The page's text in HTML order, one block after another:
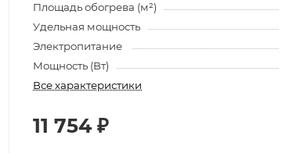
Площадь обогрева (м²)
Удельная мощность
Электропитание
Мощность (Вт)
Все характеристики
11 754 ₽